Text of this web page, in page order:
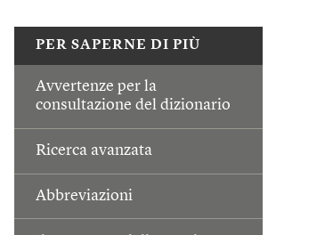
PER SAPERNE DI PIÙ
Avvertenze per la
consultazione del dizionario
Ricerca avanzata
Abbreviazioni